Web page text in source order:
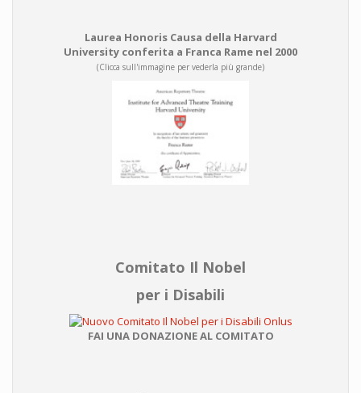
Laurea Honoris Causa della Harvard
University conferita a Franca Rame nel 2000
(Clicca sull'immagine per vederla più grande)
Comitato Il Nobel
per i Disabili
FAI UNA DONAZIONE AL COMITATO